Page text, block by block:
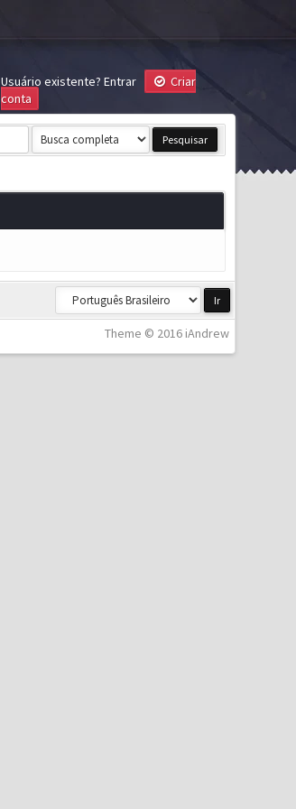
Usuário existente? Entrar
Criar
conta
Theme © 2016 iAndrew